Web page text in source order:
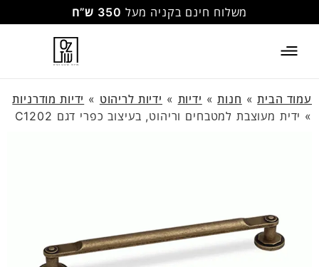
משלוח חינם בקניה מעל 350 ש”ח
עמוד הבית» חנות» ידיות » ידיות לריהוט » ידיות מודרניות
» ידית מעוצבת למטבחים וריהוט, בעיצוב כפרי דגם C1202